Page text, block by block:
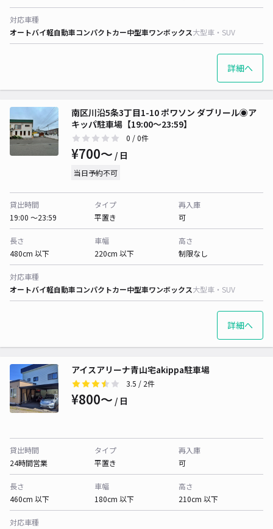
対応車種
オートバイ軽自動車コンパクトカー中型車ワンボックス大型車・SUV
詳細へ
南区川沿5条3丁目1-10 ポワソン ダブリール◉ア
キッパ駐車場【19:00～23:59】
0 / 0件
¥700〜 / 日
当日予約不可
貸出時間
19:00 〜23:59
タイプ
平置き
再入庫
可
長さ
480cm 以下
車幅
220cm 以下
高さ
制限なし
対応車種
オートバイ軽自動車コンパクトカー中型車ワンボックス大型車・SUV
詳細へ
アイスアリーナ青山宅akippa駐車場
3.5 / 2件
¥800〜 / 日
貸出時間
24時間営業
タイプ
平置き
再入庫
可
長さ
460cm 以下
車幅
180cm 以下
高さ
210cm 以下
対応車種